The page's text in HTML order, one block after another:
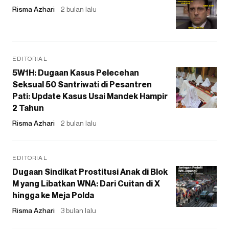
Risma Azhari 2 bulan lalu
EDITORIAL
5W1H: Dugaan Kasus Pelecehan
Seksual 50 Santriwati di Pesantren
Pati: Update Kasus Usai Mandek Hampir
2 Tahun
Risma Azhari 2 bulan lalu
EDITORIAL
Dugaan Sindikat Prostitusi Anak di Blok
M yang Libatkan WNA: Dari Cuitan di X
hingga ke Meja Polda
Risma Azhari 3 bulan lalu